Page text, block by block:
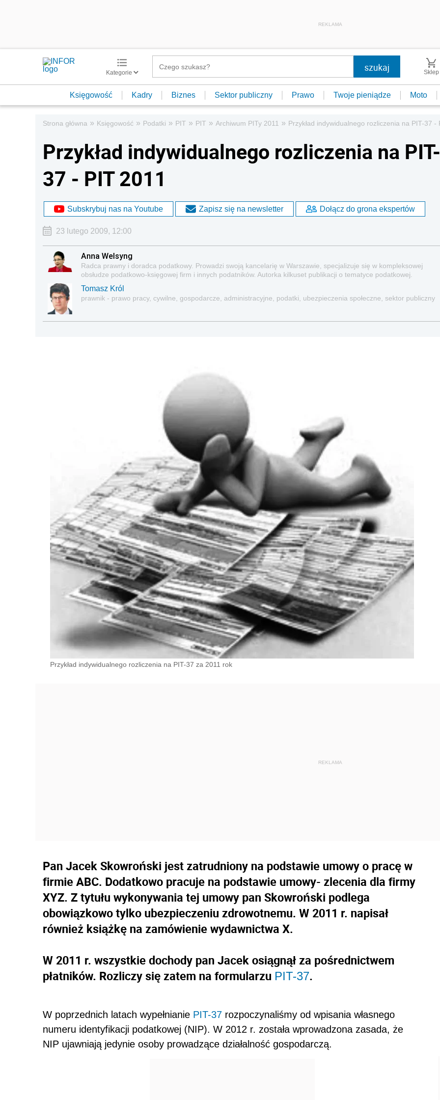
REKLAMA
Kategorie Sklep
Księgowość Kadry Biznes Sektor publiczny Prawo Twoje pieniądze Moto
Strona główna » Księgowość » Podatki » PIT » PIT » Archiwum PITy 2011 » Przykład indywidualnego rozliczenia na PIT-37 -
Przykład indywidualnego rozliczenia na PIT-
37 - PIT 2011
Subskrybuj nas na Youtube Zapisz się na newsletter Dołącz do grona ekspertów
23 lutego 2009, 12:00
Anna Welsyng
Radca prawny i doradca podatkowy. Prowadzi swoją kancelarię w Warszawie, specjalizuje się w kompleksowej
obsłudze podatkowo-księgowej firm i innych podatników. Autorka kilkuset publikacji o tematyce podatkowej.
Tomasz Król
prawnik - prawo pracy, cywilne, gospodarcze, administracyjne, podatki, ubezpieczenia społeczne, sektor publiczny
Przykład indywidualnego rozliczenia na PIT-37 za 2011 rok
Pan Jacek Skowroński jest zatrudniony na podstawie umowy o pracę w
firmie ABC. Dodatkowo pracuje na podstawie umowy- zlecenia dla firmy
XYZ. Z tytułu wykonywania tej umowy pan Skowroński podlega
obowiązkowo tylko ubezpieczeniu zdrowotnemu. W 2011 r. napisał
również książkę na zamówienie wydawnictwa X.
W 2011 r. wszystkie dochody pan Jacek osiągnął za pośrednictwem
płatników. Rozliczy się zatem na formularzu PIT-37.
W poprzednich latach wypełnianie PIT-37 rozpoczynaliśmy od wpisania własnego
numeru identyfikacji podatkowej (NIP). W 2012 r. została wprowadzona zasada, że
NIP ujawniają jedynie osoby prowadzące działalność gospodarczą.